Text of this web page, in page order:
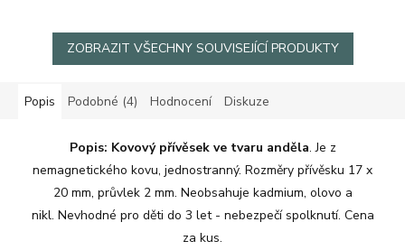
ZOBRAZIT VŠECHNY SOUVISEJÍCÍ PRODUKTY
Popis Podobné (4) Hodnocení Diskuze
Popis: Kovový přívěsek ve tvaru anděla. Je z
nemagnetického kovu, jednostranný. Rozměry přívěsku 17 x
20 mm, průvlek 2 mm. Neobsahuje kadmium, olovo a
nikl. Nevhodné pro děti do 3 let - nebezpečí spolknutí. Cena
za kus.